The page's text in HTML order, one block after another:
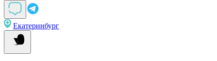
Екатеринбург